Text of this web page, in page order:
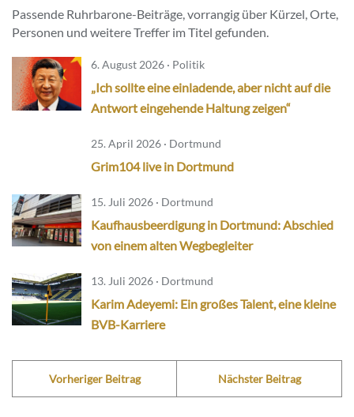
Passende Ruhrbarone-Beiträge, vorrangig über Kürzel, Orte,
Personen und weitere Treffer im Titel gefunden.
6. August 2026 · Politik
„Ich sollte eine einladende, aber nicht auf die
Antwort eingehende Haltung zeigen“
25. April 2026 · Dortmund
Grim104 live in Dortmund
15. Juli 2026 · Dortmund
Kaufhausbeerdigung in Dortmund: Abschied
von einem alten Wegbegleiter
13. Juli 2026 · Dortmund
Karim Adeyemi: Ein großes Talent, eine kleine
BVB-Karriere
Vorheriger Beitrag Nächster Beitrag